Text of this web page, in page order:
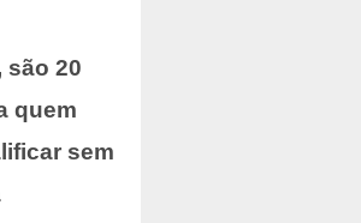
são 20
quem
sem